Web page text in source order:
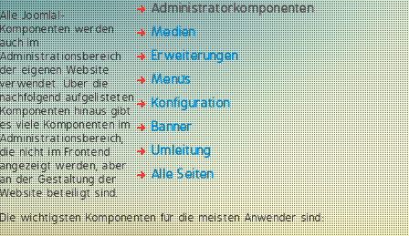
Administratorkomponenten
Medien
Erweiterungen
Menüs
Konfiguration
Banner
Umleitung
Alle Seiten
Alle Joomla!-
Komponenten werden
auch im
Administrationsbereich
der eigenen Website
verwendet. Über die
nachfolgend aufgelisteten
Komponenten hinaus gibt
es viele Komponenten im
Administrationsbereich,
die nicht im Frontend
angezeigt werden, aber
an der Gestaltung der
Website beteiligt sind.
Die wichtigsten Komponenten für die meisten Anwender sind: